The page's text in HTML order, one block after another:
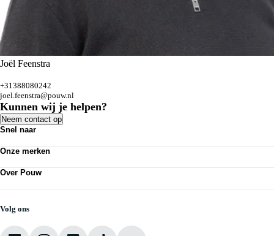
Joël Feenstra
+31388080242
joel.feenstra@pouw.nl
Kunnen wij je helpen?
Neem contact op
Snel naar
Bedrijfswagens
Nieuws
Vestigingen
Onze merken
Audi
Škoda
VW Bedrijfswagens
Over Pouw
Over Pouw
Vacatures
Volg ons